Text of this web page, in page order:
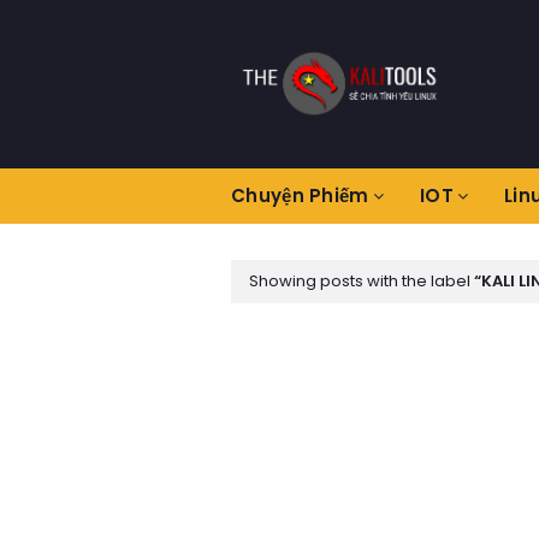
Chuyện Phiếm IOT
Showing posts with the label KALI